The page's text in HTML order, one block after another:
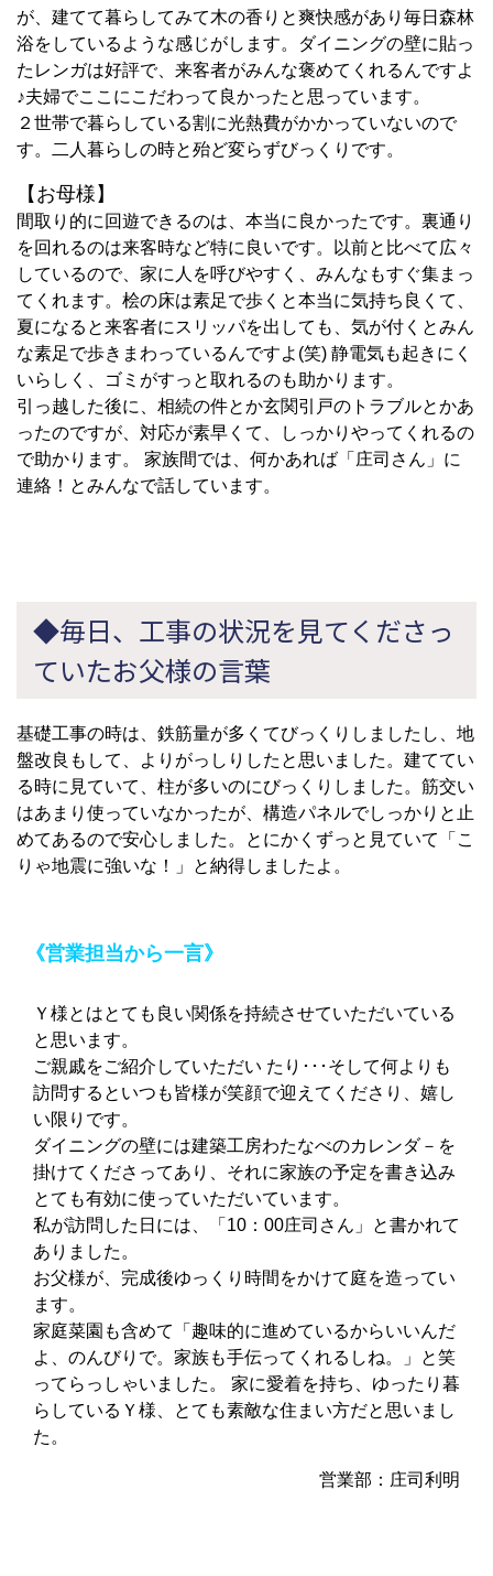
が、建てて暮らしてみて木の香りと爽快感があり毎日森林
浴をしているような感じがします。ダイニングの壁に貼っ
たレンガは好評で、来客者がみんな褒めてくれるんですよ
♪夫婦でここにこだわって良かったと思っています。
２世帯で暮らしている割に光熱費がかかっていないので
す。二人暮らしの時と殆ど変らずびっくりです。
【お母様】
間取り的に回遊できるのは、本当に良かったです。裏通り
を回れるのは来客時など特に良いです。以前と比べて広々
しているので、家に人を呼びやすく、みんなもすぐ集まっ
てくれます。桧の床は素足で歩くと本当に気持ち良くて、
夏になると来客者にスリッパを出しても、気が付くとみん
な素足で歩きまわっているんですよ(笑) 静電気も起きにく
いらしく、ゴミがすっと取れるのも助かります。
引っ越した後に、相続の件とか玄関引戸のトラブルとかあ
ったのですが、対応が素早くて、しっかりやってくれるの
で助かります。 家族間では、何かあれば「庄司さん」に
連絡！とみんなで話しています。
◆毎日、工事の状況を見てくださっ
ていたお父様の言葉
基礎工事の時は、鉄筋量が多くてびっくりしましたし、地
盤改良もして、よりがっしりしたと思いました。建ててい
る時に見ていて、柱が多いのにびっくりしました。筋交い
はあまり使っていなかったが、構造パネルでしっかりと止
めてあるので安心しました。とにかくずっと見ていて「こ
りゃ地震に強いな！」と納得しましたよ。
《営業担当から一言》
Ｙ様とはとても良い関係を持続させていただいている
と思います。
ご親戚をご紹介していただい たり･･･そして何よりも
訪問するといつも皆様が笑顔で迎えてくださり、嬉し
い限りです。
ダイニングの壁には建築工房わたなべのカレンダ－を
掛けてくださってあり、それに家族の予定を書き込み
とても有効に使っていただいています。
私が訪問した日には、「10：00庄司さん」と書かれて
ありました。
お父様が、完成後ゆっくり時間をかけて庭を造ってい
ます。
家庭菜園も含めて「趣味的に進めているからいいんだ
よ、のんびりで。家族も手伝ってくれるしね。」と笑
ってらっしゃいました。 家に愛着を持ち、ゆったり暮
らしているＹ様、とても素敵な住まい方だと思いまし
た。
営業部：庄司利明